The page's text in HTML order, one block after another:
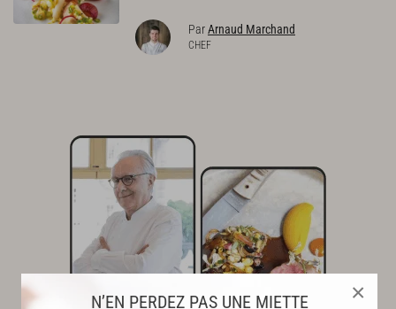
N’EN PERDEZ PAS UNE MIETTE ×
ParArnaud Marchand
CHEF